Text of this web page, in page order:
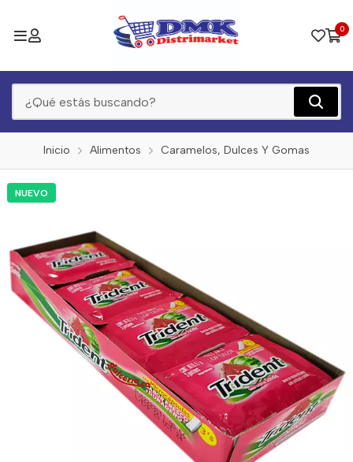
0
Inicio Alimentos Caramelos, Dulces Y Gomas
NUEVO